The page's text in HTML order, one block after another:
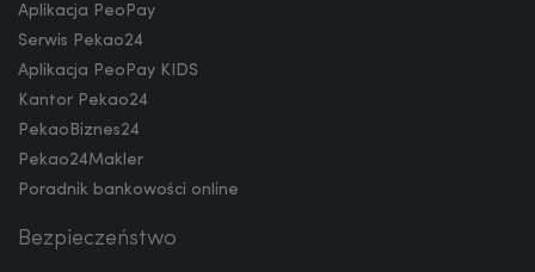
Aplikacja PeoPay
Serwis Pekao24
Aplikacja PeoPay KIDS
Kantor Pekao24
PekaoBiznes24
Pekao24Makler
Poradnik bankowości online
Bezpieczeństwo